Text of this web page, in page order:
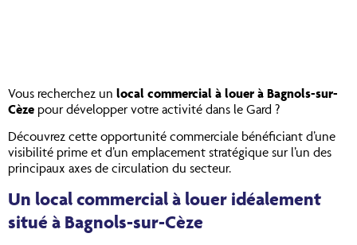
Vous recherchez un local commercial à louer à Bagnols-sur-
Cèze pour développer votre activité dans le Gard ?
Découvrez cette opportunité commerciale bénéficiant d’une
visibilité prime et d’un emplacement stratégique sur l’un des
principaux axes de circulation du secteur.
Un local commercial à louer idéalement
situé à Bagnols-sur-Cèze